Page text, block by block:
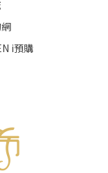
i預購